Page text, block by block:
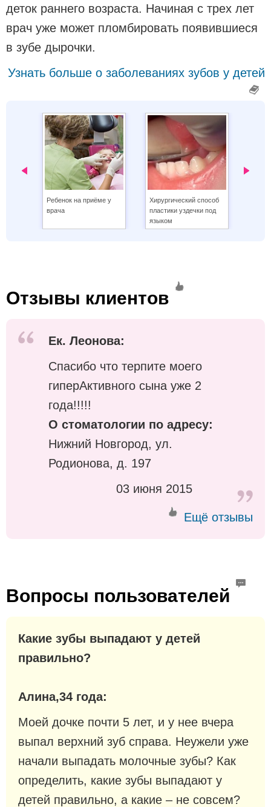
деток раннего возраста. Начиная с трех лет
врач уже может пломбировать появившиеся
в зубе дырочки.
Узнать больше о заболеваниях зубов у детей
Ребенок на приёме у
врача
Хирургический способ
пластики уздечки под
языком
Отзывы клиентов
Ек. Леонова:
Спасибо что терпите моего
гиперАктивного сына уже 2
года!!!!!
О стоматологии по адресу:
Нижний Новгород, ул.
Родионова, д. 197
03 июня 2015
Ещё отзывы
Вопросы пользователей
Какие зубы выпадают у детей
правильно?
Алина,34 года:
Моей дочке почти 5 лет, и у нее вчера
выпал верхний зуб справа. Неужели уже
начали выпадать молочные зубы? Как
определить, какие зубы выпадают у
детей правильно, а какие – не совсем?